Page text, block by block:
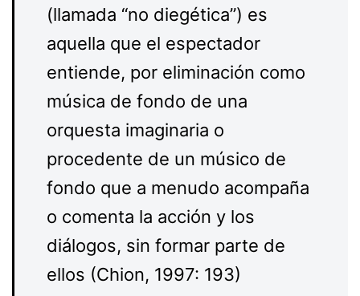
(llamada “no diegética”) es
aquella que el espectador
entiende, por eliminación como
música de fondo de una
orquesta imaginaria o
procedente de un músico de
fondo que a menudo acompaña
o comenta la acción y los
diálogos, sin formar parte de
ellos (Chion, 1997: 193)